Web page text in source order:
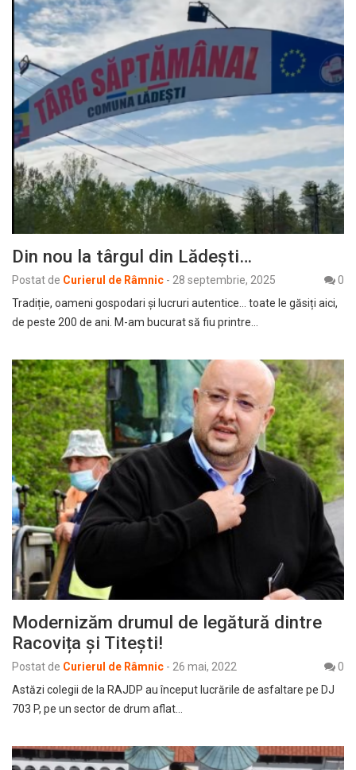
Din nou la târgul din Lădești…
Postat de Curierul de Râmnic - 28 septembrie, 2025
0
Tradiție, oameni gospodari și lucruri autentice… toate le găsiți aici,
de peste 200 de ani. M-am bucurat să fiu printre…
Modernizăm drumul de legătură dintre
Racovița și Titești!
Postat de Curierul de Râmnic - 26 mai, 2022
0
Astăzi colegii de la RAJDP au început lucrările de asfaltare pe DJ
703 P, pe un sector de drum aflat…